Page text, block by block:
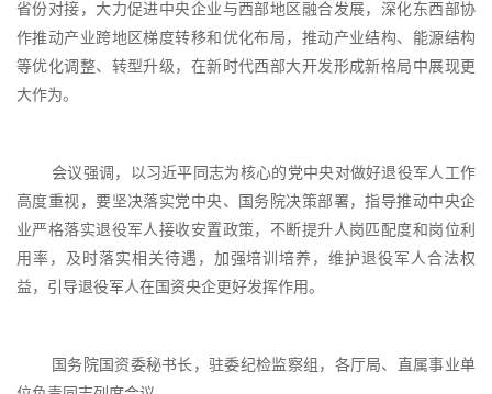
省份对接，大力促进中央企业与西部地区融合发展，深化东西部协
作推动产业跨地区梯度转移和优化布局，推动产业结构、能源结构
等优化调整、转型升级，在新时代西部大开发形成新格局中展现更
大作为。
会议强调，以习近平同志为核心的党中央对做好退役军人工作
高度重视，要坚决落实党中央、国务院决策部署，指导推动中央企
业严格落实退役军人接收安置政策，不断提升人岗匹配度和岗位利
用率，及时落实相关待遇，加强培训培养，维护退役军人合法权
益，引导退役军人在国资央企更好发挥作用。
国务院国资委秘书长，驻委纪检监察组，各厅局、直属事业单